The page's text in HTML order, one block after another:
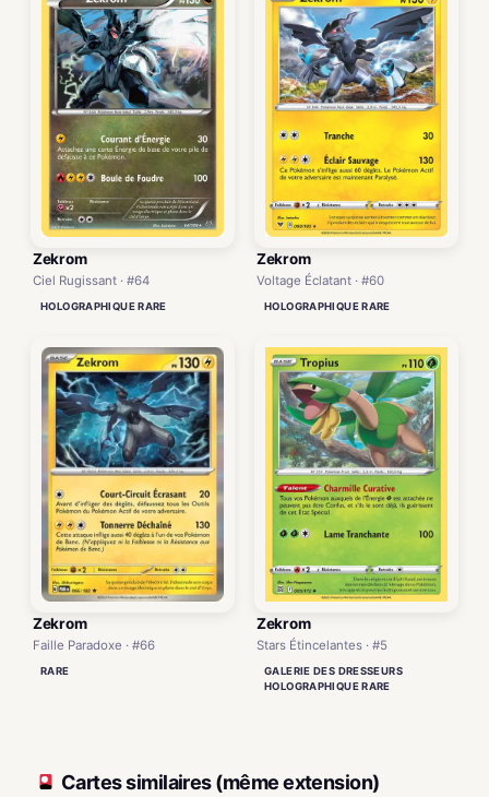
Zekrom
Ciel Rugissant · #64
HOLOGRAPHIQUE RARE
Zekrom
Voltage Éclatant · #60
HOLOGRAPHIQUE RARE
Zekrom
Faille Paradoxe · #66
RARE
Zekrom
Stars Étincelantes · #5
GALERIE DES DRESSEURS
HOLOGRAPHIQUE RARE
Cartes similaires (même extension)